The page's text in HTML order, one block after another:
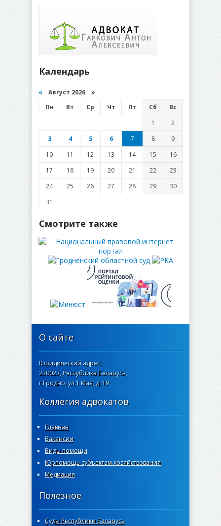
Календарь
« Август 2026 »
Пн
Вт Ср Чт Пт Сб
Вс
1
2
3
4 5 6 7 8
9
10
11 12 13 14 15
16
17
18 19 20 21 22
23
24
25 26 27 28 29
30
31
Смотрите также
О сайте
Юридический адрес:
230023, Республика Беларусь,
г.Гродно, ул.1 Мая, д. 19
Коллегия адвокатов
Главная
Вакансии
Виды помощи
Юрпомощь субъектам хозяйствования
Медиация
Полезное
Суды Республики Беларусь